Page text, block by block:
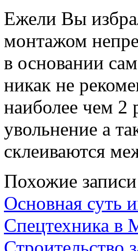
Ежели Вы
монтажом
в основании
никак не
наиболее чем 2
увольнение а
склеиваются
Похожие записи
Основная суть
Спецтехника в